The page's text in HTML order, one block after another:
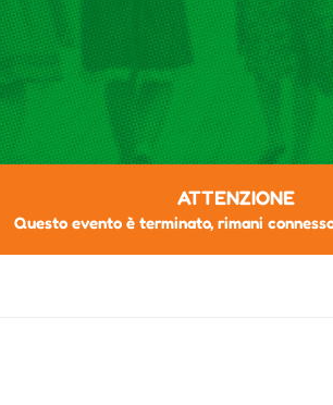
ATTENZIONE
Questo evento è terminato, rimani